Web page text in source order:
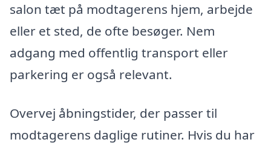
salon tæt på modtagerens hjem, arbejde
eller et sted, de ofte besøger. Nem
adgang med offentlig transport eller
parkering er også relevant.
Overvej åbningstider, der passer til
modtagerens daglige rutiner. Hvis du har